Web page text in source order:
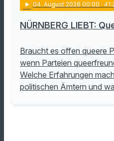
play_arrow 04. August 2026 00:00 ·
NÜRNBERG LIEBT:
Braucht es offen queere
wenn Parteien
Welche Erfahrungen
politischen Ämtern und